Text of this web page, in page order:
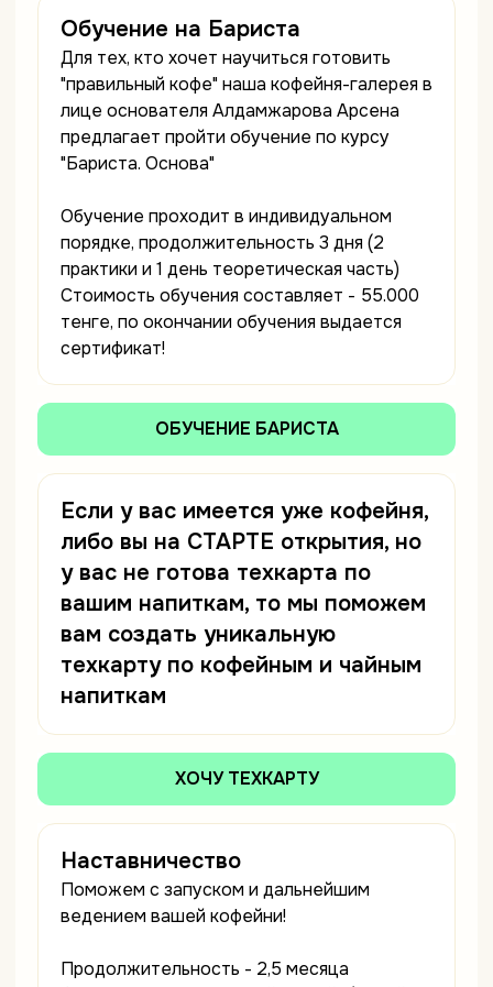
Обучение на Бариста
Для тех, кто хочет научиться готовить
"правильный кофе" наша кофейня-галерея в
лице основателя Алдамжарова Арсена
предлагает пройти обучение по курсу
"Бариста. Основа"
Обучение проходит в индивидуальном
порядке, продолжительность 3 дня (2
практики и 1 день теоретическая часть)
Стоимость обучения составляет - 55.000
тенге, по окончании обучения выдается
сертификат!
ОБУЧЕНИЕ БАРИСТА
Если у вас имеется уже кофейня,
либо вы на СТАРТЕ открытия, но
у вас не готова техкарта по
вашим напиткам, то мы поможем
вам создать уникальную
техкарту по кофейным и чайным
напиткам
ХОЧУ ТЕХКАРТУ
Наставничество
Поможем с запуском и дальнейшим
ведением вашей кофейни!
Продолжительность - 2,5 месяца